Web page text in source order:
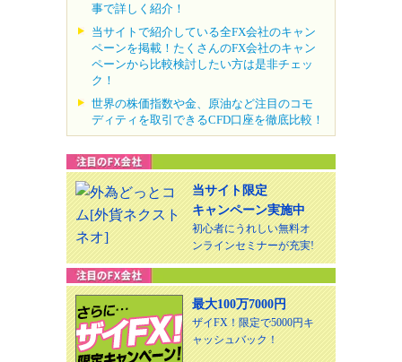
事で詳しく紹介！
当サイトで紹介している全FX会社のキャン
ペーンを掲載！たくさんのFX会社のキャン
ペーンから比較検討したい方は是非チェッ
ク！
世界の株価指数や金、原油など注目のコモ
ディティを取引できるCFD口座を徹底比較！
当サイト限定
キャンペーン実施中
初心者にうれしい無料オ
ンラインセミナーが充実!
最大100万7000円
ザイFX！限定で5000円キ
ャッシュバック！